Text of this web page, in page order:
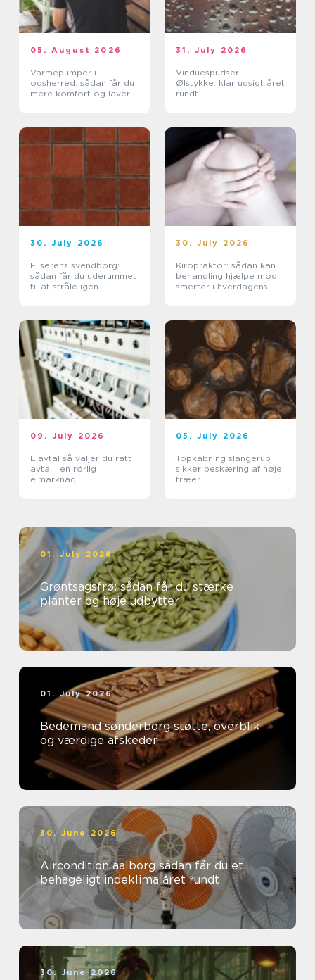
05. August 2026
Varmepumper i
odsherred: sådan får du
mere komfort og lavere
31. July 2026
Vinduespudser i
Ølstykke: klar udsigt året
rundt
30. July 2026
Fliserens svendborg:
sådan får du uderummet
til at stråle igen
30. July 2026
Kiropraktor: sådan kan
behandling hjælpe mod
smerter i hverdagens
09. July 2026
Elavtal så väljer du rätt
avtal i en rörlig
elmarknad
05. July 2026
Topkabning slangerup
sikker beskæring af høje
træer
01. July 2026
Grøntsagsfrø: sådan får du stærke
planter og høje udbytter
01. July 2026
Bedemand sønderborg støtte, overblik
og værdige afskeder
30. June 2026
Aircondition aalborg sådan får du et
behageligt indeklima året rundt
30. June 2026